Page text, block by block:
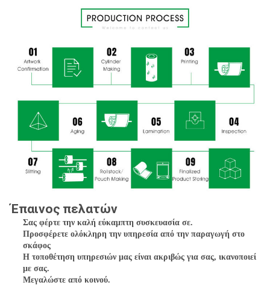
Έπαινος πελατών
Σας φέρτε την καλή εύκαμπτη συσκευασία σε.
Προσφέρετε ολόκληρη την υπηρεσία από την παραγωγή στο
σκάφος
Η τοποθέτηση υπηρεσιών μας είναι ακριβώς για σας, ικανοποιεί
με σας.
Μεγαλώστε από κοινού.